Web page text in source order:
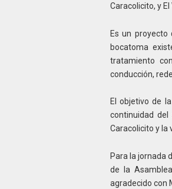
Caracolicito, y El
Es un
bocatoma
tratamiento
conducción,
El objetivo de
continuidad del
Caracolicito y la
Para la jornada
de la
agradecido con